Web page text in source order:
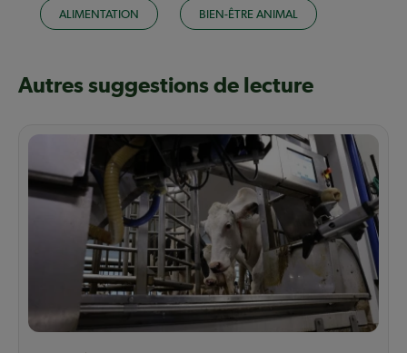
ALIMENTATION BIEN-ÊTRE ANIMAL
Autres suggestions de lecture